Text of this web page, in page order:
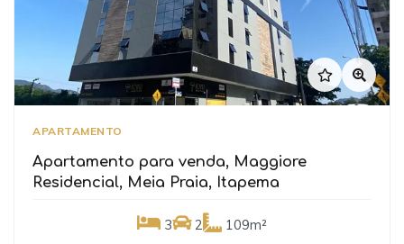
APARTAMENTO
Apartamento para venda, Maggiore
Residencial, Meia Praia, Itapema
3 2 109m²